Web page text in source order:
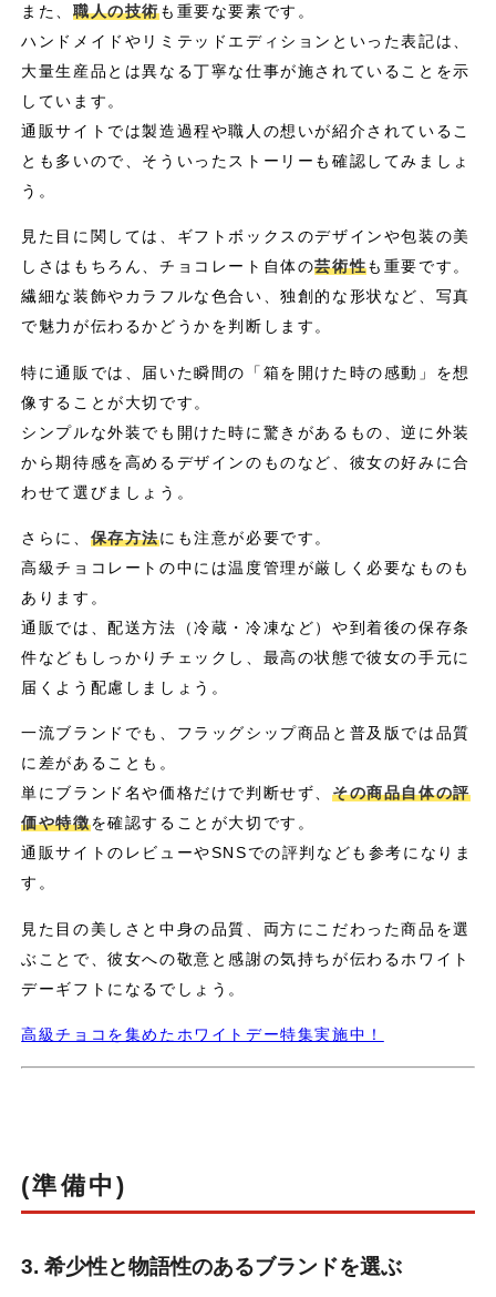
また、 職人の技術も重要な要素です。
ハンドメイドやリミテッドエディションといった表記は、
大量生産品とは異なる丁寧な仕事が施されていることを示
しています。
通販サイトでは製造過程や職人の想いが紹介されているこ
とも多いので、そういったストーリーも確認してみましょ
う。
見た目に関しては、ギフトボックスのデザインや包装の美
しさはもちろん、チョコレート自体の芸術性も重要です。
繊細な装飾やカラフルな色合い、独創的な形状など、写真
で魅力が伝わるかどうかを判断します。
特に通販では、届いた瞬間の「箱を開けた時の感動」を想
像することが大切です。
シンプルな外装でも開けた時に驚きがあるもの、逆に外装
から期待感を高めるデザインのものなど、彼女の好みに合
わせて選びましょう。
さらに、 保存方法にも注意が必要です。
高級チョコレートの中には温度管理が厳しく必要なものも
あります。
通販では、配送方法（冷蔵・冷凍など）や到着後の保存条
件などもしっかりチェックし、最高の状態で彼女の手元に
届くよう配慮しましょう。
一流ブランドでも、フラッグシップ商品と普及版では品質
に差があることも。
単にブランド名や価格だけで判断せず、 その商品自体の評
価や特徴を確認することが大切です。
通販サイトのレビューやSNSでの評判なども参考になりま
す。
見た目の美しさと中身の品質、両方にこだわった商品を選
ぶことで、彼女への敬意と感謝の気持ちが伝わるホワイト
デーギフトになるでしょう。
高級チョコを集めたホワイトデー特集実施中！
(準備中)
3. 希少性と物語性のあるブランドを選ぶ